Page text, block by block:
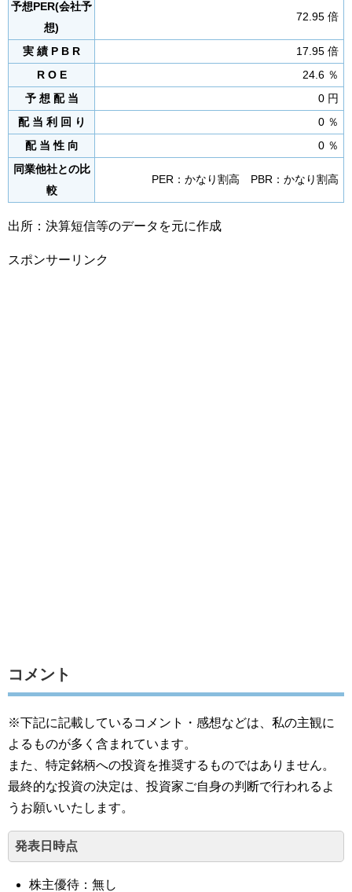
予想PER(会社予
想)
72.95 倍
実 績 P B R
17.95 倍
R O E
24.6 ％
予 想 配 当
0 円
配 当 利 回 り
0 ％
配 当 性 向
0 ％
同業他社との比
較
PER：かなり割高 PBR：かなり割高
出所：決算短信等のデータを元に作成
スポンサーリンク
コメント
※下記に記載しているコメント・感想などは、私の主観に
よるものが多く含まれています。
また、特定銘柄への投資を推奨するものではありません。
最終的な投資の決定は、投資家ご自身の判断で行われるよ
うお願いいたします。
発表日時点
株主優待：無し